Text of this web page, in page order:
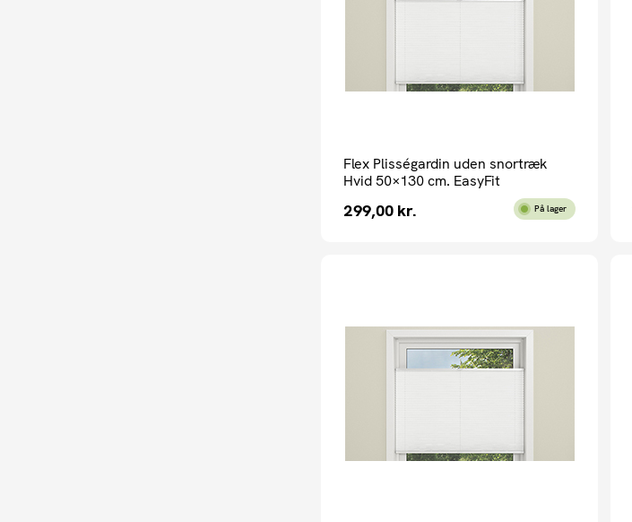
Flex Plisségardin uden snortræk
Hvid 50×130 cm. EasyFit
299,00 kr. På lager